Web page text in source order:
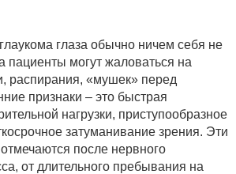
глаза обычно ничем себя не
пациенты могут жаловаться на
распирания, «мушек» перед
признаки – это быстрая
нагрузки, приступообразное
затуманивание зрения. Эти
после нервного
от длительного пребывания на